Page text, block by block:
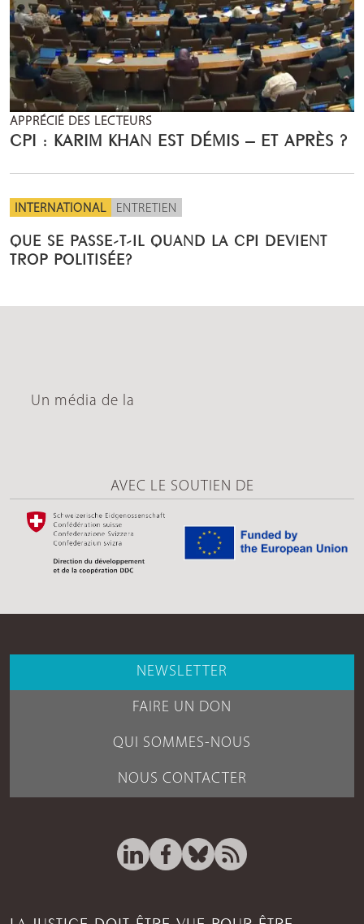
APPRÉCIÉ DES LECTEURS
CPI : KARIM KHAN EST DÉMIS – ET APRÈS ?
INTERNATIONAL ENTRETIEN
QUE SE PASSE-T-IL QUAND LA CPI DEVIENT
TROP POLITISÉE?
Un média de la
AVEC LE SOUTIEN DE
NEWSLETTER
FAIRE UN DON
QUI SOMMES-NOUS
NOUS CONTACTER
LA JUSTICE DOIT ÊTRE VUE POUR ÊTRE